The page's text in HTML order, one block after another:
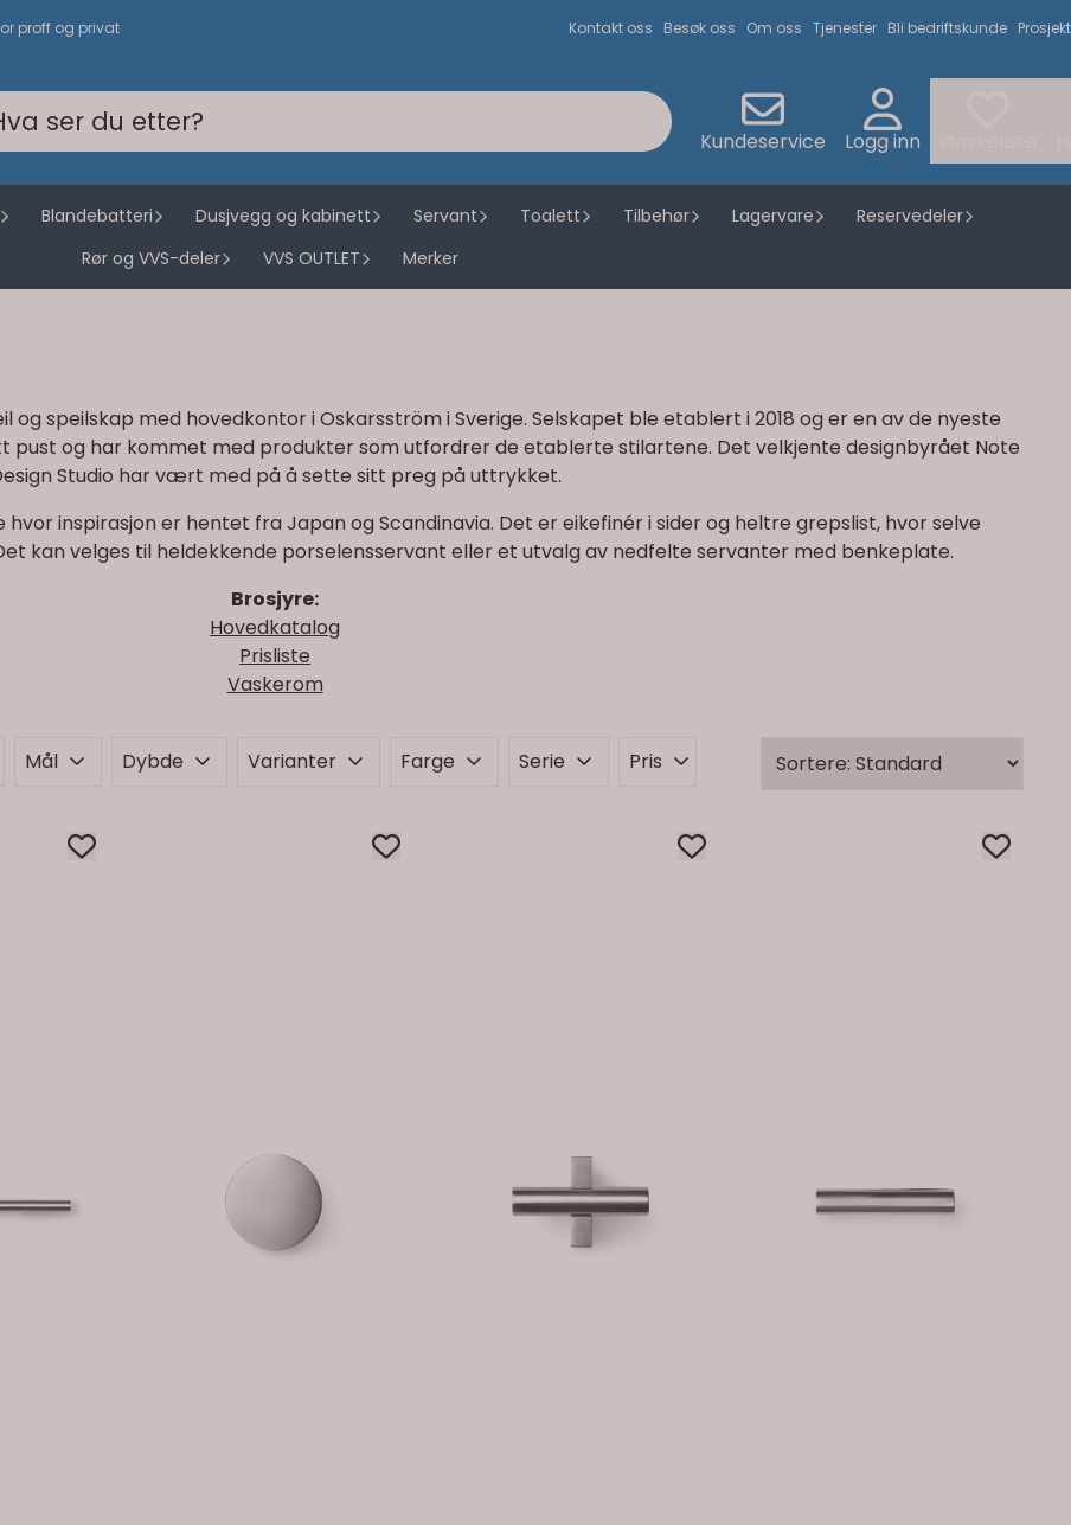
proff og privat Kontakt oss Besøk oss Om oss Tjenester Bli bedriftskunde Prosjekt
Kundeservice Logg inn
Blandebatteri Dusjvegg og kabinett Servant Toalett Tilbehør Lagervare
Reservedeler
Rør og VVS-deler
VVS OUTLET Merker
speilskap med hovedkontor i Oskarsström i Sverige. Selskapet ble etablert i 2018 og er en av de nyeste
pust og har kommet med produkter som utfordrer de etablerte stilartene. Det velkjente designbyrået Note
Studio har vært med på å sette sitt preg på uttrykket.
inspirasjon er hentet fra Japan og Scandinavia. Det er eikefinér i sider og heltre grepslist, hvor selve
kan velges til heldekkende porselensservant eller et utvalg av nedfelte servanter med benkeplate.
Brosjyre:
Hovedkatalog
Prisliste
Vaskerom
Mål Dybde Varianter Farge Serie Pris